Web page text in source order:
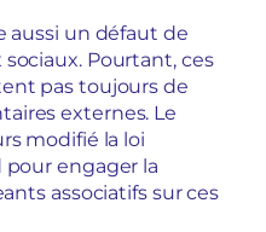
aussi un défaut de
Pourtant, ces
pas toujours de
externes. Le
modifié la loi
engager la
associatifs sur ces